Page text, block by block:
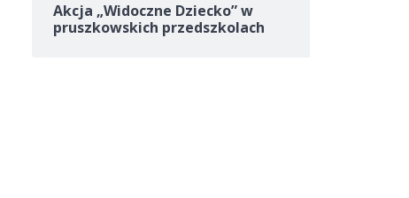
Akcja „Widoczne Dziecko” w
pruszkowskich przedszkolach